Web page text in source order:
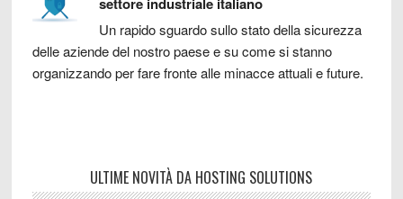
Un rapido sguardo sullo stato della sicurezza
delle aziende del nostro paese e su come si stanno
organizzando per fare fronte alle minacce attuali e future.
ULTIME NOVITÀ DA HOSTING SOLUTIONS